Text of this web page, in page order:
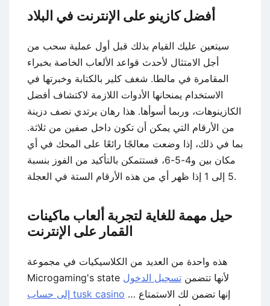
أفضل كازينو على الإنترنت في البلاد
سيتعين عليك القيام بذلك قبل أول عملية سحب من
أجل الامتثال لأحدث قواعد الألعاب الخاصة بخبراء
المقامرة في مالطا. شغف كلير بالكتابة وخبرتها في
الاستخدام يمنحانها الأدوات اللازمة لاكتشاف أفضل
الكازينوهات، وربما أسوأها. هذا رهان يرتدي نصف دزينة
من الأرقام التي يمكن أن تكون داخل صفين من ثلاثة.
بما في ذلك، إذا وضعت معالجًا رائعًا على المحك في أي
مكان بين و4-5-6، فستتمكن بالتأكيد من الفوز بنسبة
5 إلى 1 إذا ظهر أي من هذه الأرقام الستة في العجلة.
حيل مهمة للغاية لتجربة ألعاب ماكينات
القمار على الإنترنت
هذه واحدة من العديد من الكلاسيكيات في مجموعة
Microgaming's state لأنها تتضمن تسجيل الدخول
إلى حساب tusk casino … إنها تضمن لك الاستمتاع